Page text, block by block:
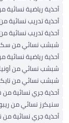
أحذية رياضية نسائية
أحذية تدريب نسائية
أحذية تدريب نسائية
شبشب نسائي من
أحذية رياضية نسائية
شبشب نسائي من
شبشب نسائي من
أحذية جري نسائية من
سنيكرز نسائي من
أحذية جري نسائية من